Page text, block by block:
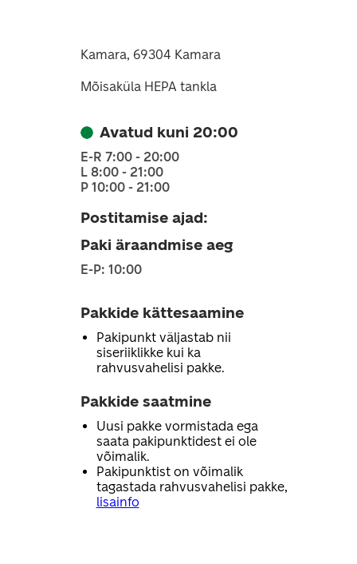
Kamara, 69304 Kamara
Mõisaküla HEPA tankla
Avatud kuni 20:00
E-R 7:00 - 20:00
L 8:00 - 21:00
P 10:00 - 21:00
Postitamise ajad:
Paki äraandmise aeg
E-P: 10:00
Pakkide kättesaamine
Pakipunkt väljastab nii
siseriiklikke kui ka
rahvusvahelisi pakke.
Pakkide saatmine
Uusi pakke vormistada ega
saata pakipunktidest ei ole
võimalik.
Pakipunktist on võimalik
tagastada rahvusvahelisi pakke,
lisainfo